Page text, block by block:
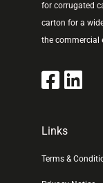
for corrugated
carton for a
the commercial
Links
Terms &